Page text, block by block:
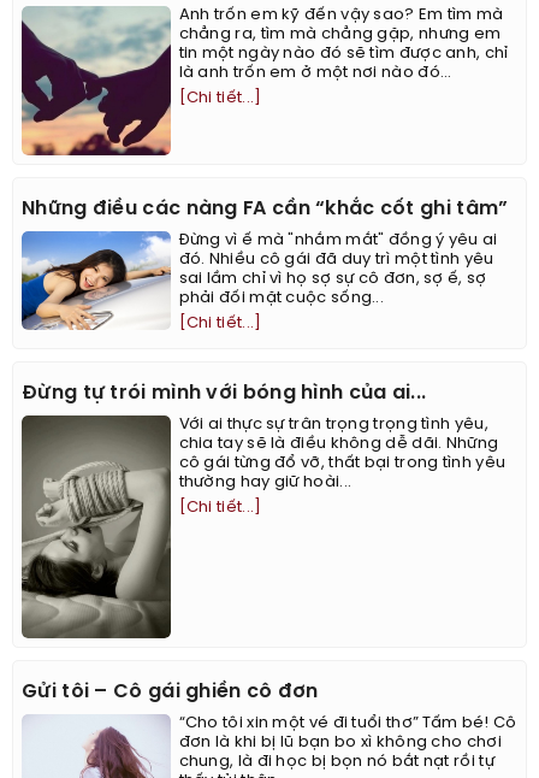
Anh trốn em kỹ đến vậy sao? Em tìm mà
chẳng ra, tìm mà chẳng gặp, nhưng em
tin một ngày nào đó sẽ tìm được anh, chỉ
là anh trốn em ở một nơi nào đó...
[Chi tiết...]
Những điều các nàng FA cần “khắc cốt ghi tâm”
Đừng vì ế mà "nhắm mắt" đồng ý yêu ai
đó. Nhiều cô gái đã duy trì một tình yêu
sai lầm chỉ vì họ sợ sự cô đơn, sợ ế, sợ
phải đối mặt cuộc sống...
[Chi tiết...]
Đừng tự trói mình với bóng hình của ai...
Với ai thực sự trân trọng trọng tình yêu,
chia tay sẽ là điều không dễ dãi. Những
cô gái từng đổ vỡ, thất bại trong tình yêu
thường hay giữ hoài...
[Chi tiết...]
Gửi tôi – Cô gái ghiền cô đơn
“Cho tôi xin một vé đi tuổi thơ” Tấm bé! Cô
đơn là khi bị lũ bạn bo xì không cho chơi
chung, là đi học bị bọn nó bắt nạt rồi tự